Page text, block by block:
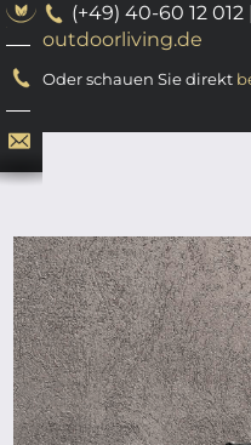
(+49) 40-60 12 012 |
outdoorliving.de
Oder schauen Sie direkt